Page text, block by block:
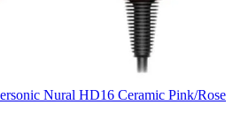
Nural HD16 Ceramic Pink/Rose